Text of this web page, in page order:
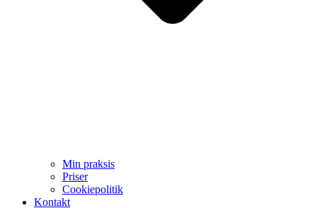
Min praksis
Priser
Cookiepolitik
Kontakt